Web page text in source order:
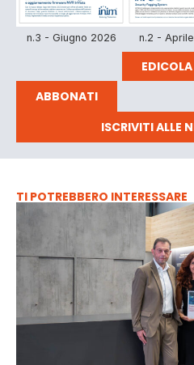
n.3 - Giugno 2026 n.2 -
ABBONATI
ISCRIVITI ALLE
TI POTREBBERO INTERESSARE